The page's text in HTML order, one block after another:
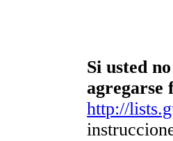
Si usted
agregarse
http://